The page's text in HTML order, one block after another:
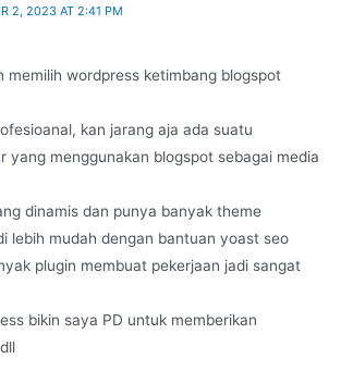
2, 2023 AT 2:41 PM
memilih wordpress ketimbang blogspot
kan jarang aja ada suatu
yang menggunakan blogspot sebagai media
dinamis dan punya banyak theme
lebih mudah dengan bantuan yoast seo
plugin membuat pekerjaan jadi sangat
bikin saya PD untuk memberikan